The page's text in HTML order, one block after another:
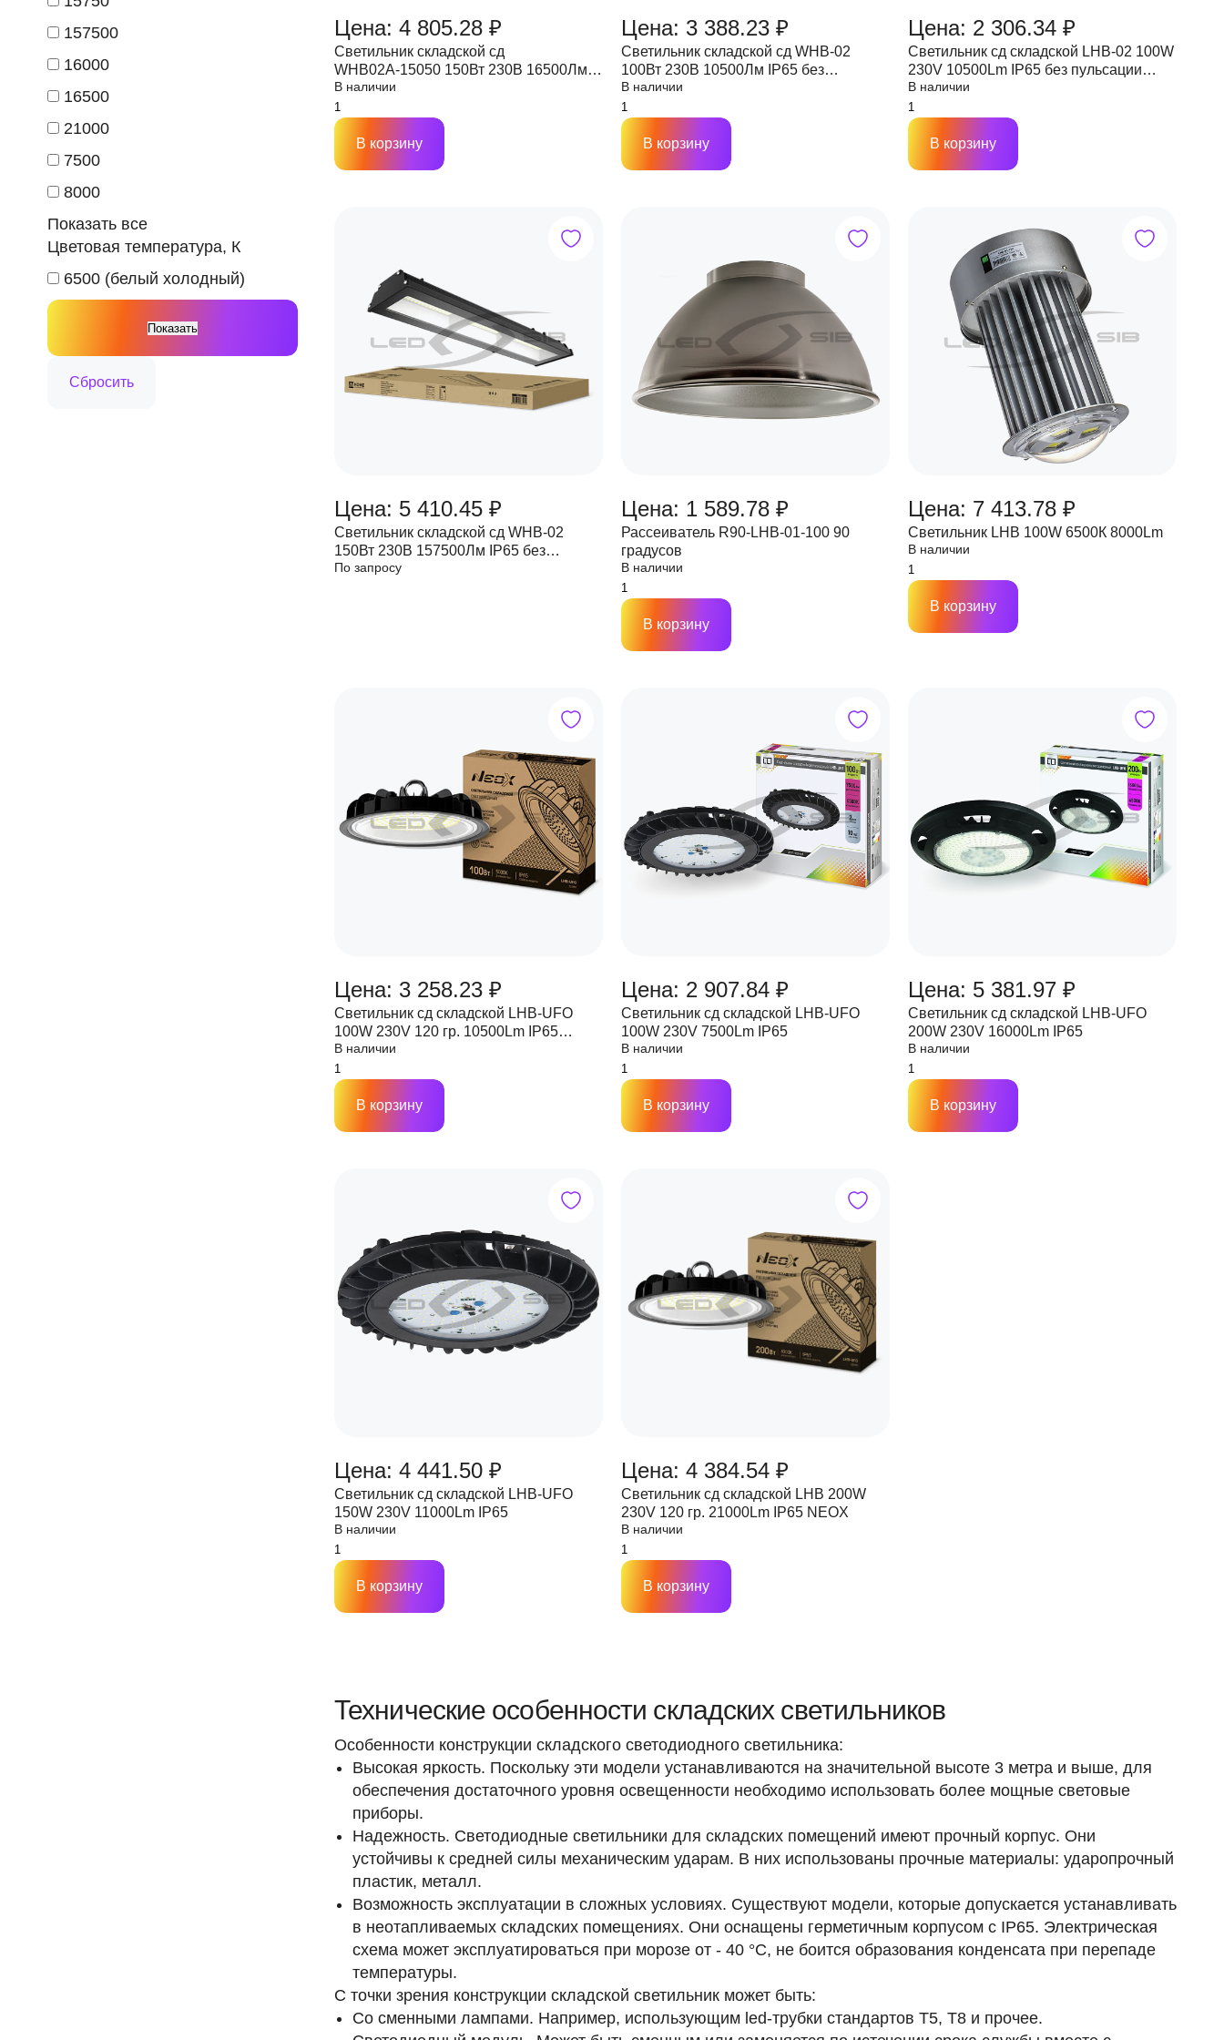
157500
16000
16500
21000
7500
8000
Показать все
Цветовая температура, К
6500 (белый холодный)
Цена: 4 805.28 ₽
Светильник складской сд
WHB02А-15050 150Вт 230В 16500Лм
110Лм/Вт IP65 без пульсации NEOX
В наличии
В корзину
Цена: 3 388.23 ₽
Светильник складской сд WHB-02
100Вт 230В 10500Лм IP65 без
пульсации NEOX
В наличии
В корзину
Цена: 2 306.34 ₽
Светильник сд складской LHB-02 100W
230V 10500Lm IP65 без пульсации
NEOX
В наличии
В корзину
Цена: 5 410.45 ₽
Светильник складской сд WHB-02
150Вт 230В 157500Лм IP65 без
пульсации NEOX
По запросу
Цена: 1 589.78 ₽
Рассеиватель R90-LHB-01-100 90
градусов
В наличии
В корзину
Цена: 7 413.78 ₽
Светильник LHB 100W 6500К 8000Lm
В наличии
В корзину
Цена: 3 258.23 ₽
Светильник сд складской LHB-UFO
100W 230V 120 гр. 10500Lm IP65
NEOX
В наличии
В корзину
Цена: 2 907.84 ₽
Светильник сд складской LHB-UFO
100W 230V 7500Lm IP65
В наличии
В корзину
Цена: 5 381.97 ₽
Светильник сд складской LHB-UFO
200W 230V 16000Lm IP65
В наличии
В корзину
Цена: 4 441.50 ₽
Светильник сд складской LHB-UFO
150W 230V 11000Lm IP65
В наличии
В корзину
Цена: 4 384.54 ₽
Светильник сд складской LHB 200W
230V 120 гр. 21000Lm IP65 NEOX
В наличии
В корзину
Технические особенности складских светильников
Особенности конструкции складского светодиодного светильника:
Высокая яркость. Поскольку эти модели устанавливаются на значительной высоте 3 метра и выше, для
обеспечения достаточного уровня освещенности необходимо использовать более мощные световые
приборы.
Надежность. Светодиодные светильники для складских помещений имеют прочный корпус. Они
устойчивы к средней силы механическим ударам. В них использованы прочные материалы: ударопрочный
пластик, металл.
Возможность эксплуатации в сложных условиях. Существуют модели, которые допускается устанавливать
в неотапливаемых складских помещениях. Они оснащены герметичным корпусом с IP65. Электрическая
схема может эксплуатироваться при морозе от - 40 °C, не боится образования конденсата при перепаде
температуры.
С точки зрения конструкции складской светильник может быть:
Со сменными лампами. Например, использующим led-трубки стандартов Т5, Т8 и прочее.